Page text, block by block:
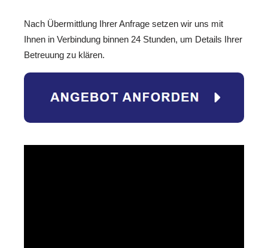
Nach Übermittlung Ihrer Anfrage setzen wir uns mit
Ihnen in Verbindung binnen 24 Stunden, um Details Ihrer
Betreuung zu klären.